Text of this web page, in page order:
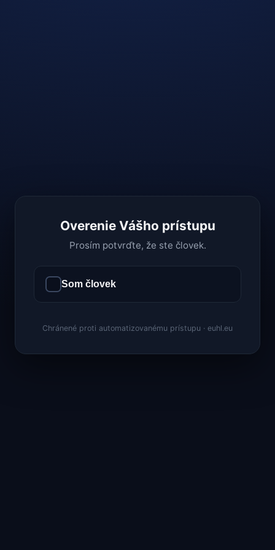
Overenie Vášho prístupu
Prosím potvrďte, že ste človek.
Som človek
Chránené proti automatizovanému prístupu · euhl.eu